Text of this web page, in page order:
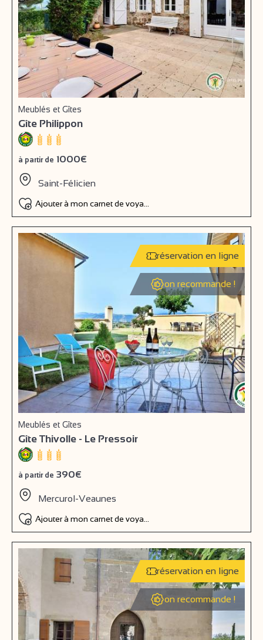
Meublés et Gîtes
Gîte Philippon
à partir de 1000€
Saint-Félicien
Ajouter à mon carnet de voyage
réservation en ligne
on recommande !
Meublés et Gîtes
Gîte Thivolle - Le Pressoir
à partir de 390€
Mercurol-Veaunes
Ajouter à mon carnet de voyage
réservation en ligne
on recommande !